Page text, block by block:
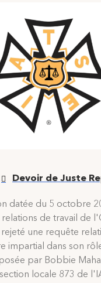
Devoir de Juste
datée du 5 octobre
de travail de
une requête
impartial dans son
par Bobbie
locale 873 de